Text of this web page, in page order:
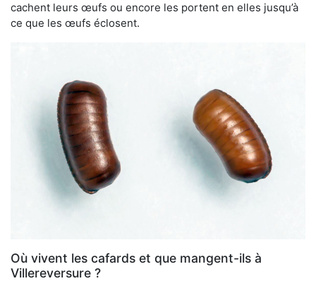
cachent leurs œufs ou encore les portent en elles jusqu’à
ce que les œufs éclosent.
Où vivent les cafards et que mangent-ils à
Villereversure ?